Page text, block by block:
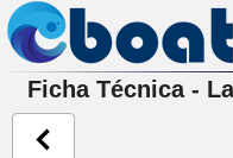
Ficha Técnica -